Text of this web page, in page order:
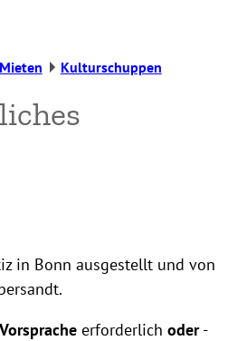
Kulturschuppen
in Bonn ausgestellt und von
erforderlich oder-